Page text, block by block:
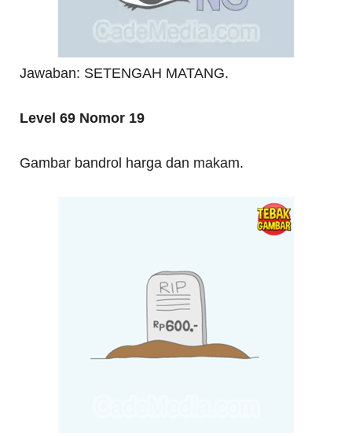
Jawaban: SETENGAH MATANG.
Level 69 Nomor 19
Gambar bandrol harga dan makam.